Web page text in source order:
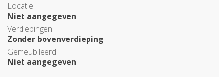
Locatie
Niet aangegeven
Verdiepingen
Zonder bovenverdieping
Gemeubileerd
Niet aangegeven